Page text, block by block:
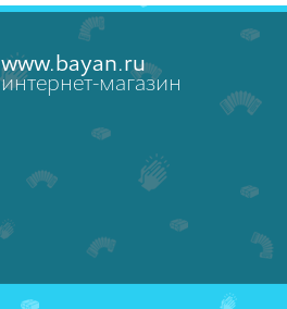
www.bayan.ru
интернет-магазин